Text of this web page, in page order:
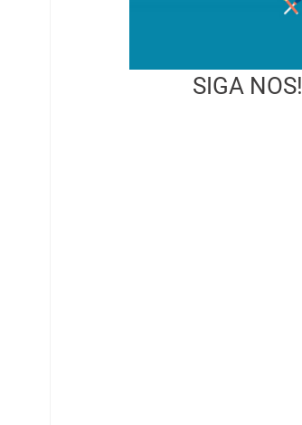
SIGA NOS!